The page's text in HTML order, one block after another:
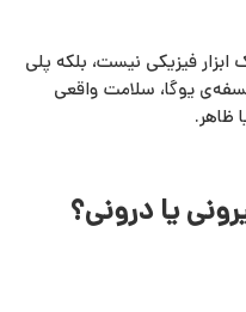
فیزیکی نیست، بلکه پلی
یوگا، سلامت واقعی
ظاهر.
یا درونی؟